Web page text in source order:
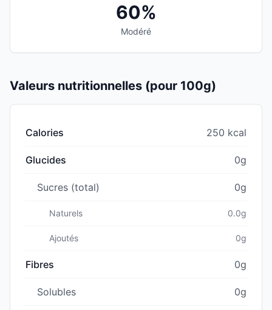
60%
Modéré
Valeurs nutritionnelles (pour 100g)
Calories 250 kcal
Glucides 0g
Sucres (total) 0g
Naturels 0.0g
Ajoutés 0g
Fibres 0g
Solubles 0g